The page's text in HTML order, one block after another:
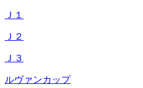
Ｊ１
Ｊ２
Ｊ３
ルヴァンカップ